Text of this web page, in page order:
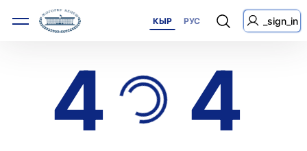
КЫР РУС _sign_in
4 4